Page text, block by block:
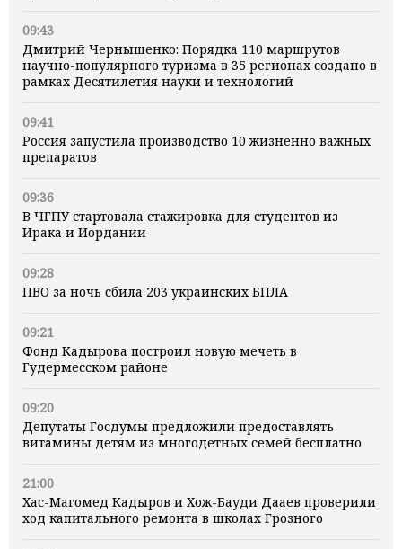
09:43
Дмитрий Чернышенко: Порядка 110 маршрутов
научно-популярного туризма в 35 регионах создано в
рамках Десятилетия науки и технологий
09:41
Россия запустила производство 10 жизненно важных
препаратов
09:36
В ЧГПУ стартовала стажировка для студентов из
Ирака и Иордании
09:28
ПВО за ночь сбила 203 украинских БПЛА
09:21
Фонд Кадырова построил новую мечеть в
Гудермесском районе
09:20
Депутаты Госдумы предложили предоставлять
витамины детям из многодетных семей бесплатно
21:00
Хас-Магомед Кадыров и Хож-Бауди Дааев проверили
ход капитального ремонта в школах Грозного